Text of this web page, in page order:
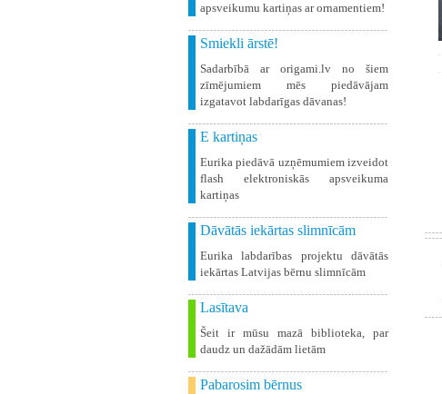
apsveikumu kartiņas ar ornamentiem!
Smiekli ārstē!
Sadarbībā ar origami.lv no šiem
zīmējumiem mēs piedāvājam
izgatavot labdarīgas dāvanas!
E kartiņas
Eurika piedāvā uzņēmumiem izveidot
flash elektroniskās apsveikuma
kartiņas
Dāvātās iekārtas slimnīcām
Eurika labdarības projektu dāvātās
iekārtas Latvijas bērnu slimnīcām
Lasītava
Šeit ir mūsu mazā biblioteka, par
daudz un dažādām lietām
Pabarosim bērnus